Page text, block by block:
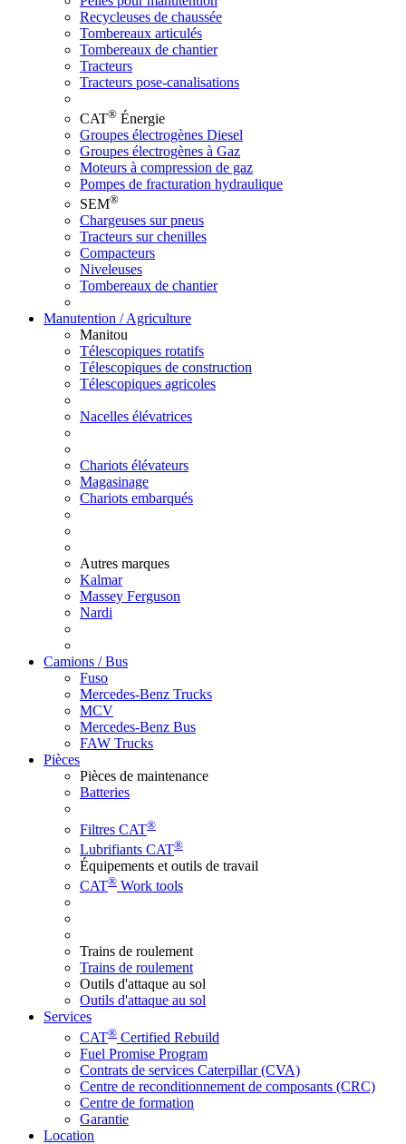
Recycleuses de chaussée
Tombereaux articulés
Tombereaux de chantier
Tracteurs
Tracteurs pose-canalisations
CAT® Énergie
Groupes électrogènes Diesel
Groupes électrogènes à Gaz
Moteurs à compression de gaz
Pompes de fracturation hydraulique
SEM®
Chargeuses sur pneus
Tracteurs sur chenilles
Compacteurs
Niveleuses
Tombereaux de chantier
Manutention / Agriculture
Manitou
Télescopiques rotatifs
Télescopiques de construction
Télescopiques agricoles
Nacelles élévatrices
Chariots élévateurs
Magasinage
Chariots embarqués
Autres marques
Kalmar
Massey Ferguson
Nardi
Camions / Bus
Fuso
Mercedes-Benz Trucks
MCV
Mercedes-Benz Bus
FAW Trucks
Pièces
Pièces de maintenance
Batteries
Filtres CAT®
Lubrifiants CAT®
Équipements et outils de travail
CAT® Work tools
Trains de roulement
Trains de roulement
Outils d'attaque au sol
Outils d'attaque au sol
Services
CAT® Certified Rebuild
Fuel Promise Program
Contrats de services Caterpillar (CVA)
Centre de reconditionnement de composants (CRC)
Centre de formation
Garantie
Location